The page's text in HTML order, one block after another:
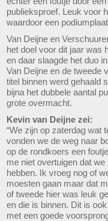
publieksproef. Leuk voor
waardoor een
Van Deijne en
het doel voor dit jaar was
en daar slaagde het duo
Van Deijne en de tweede
titel binnen werd gehaald
bijna het dubbele aantal
grote overmacht.
Kevin van Deijne zei:
“We zijn op zaterdag wat
vonden we de weg naar
op de rondkoers een
me niet overtuigen dat
hebben. Ik vroeg nog of
moesten gaan maar dat
of tweede hier was leuk
en die is binnen. Dit is
met een goede